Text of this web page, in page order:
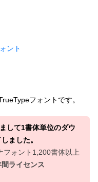
行書体
勘亭流
デザイン毛筆
ント
フォントです。
して1書体単位のダウ
ました。
フォント1,200書体以上
間ライセンス